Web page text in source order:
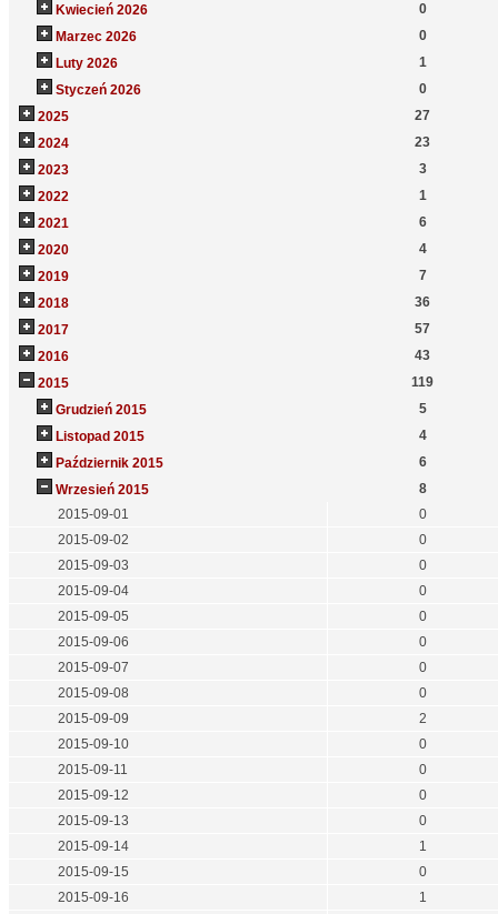
Kwiecień 2026
0
Marzec 2026
0
Luty 2026
1
Styczeń 2026
0
2025
27
2024
23
2023
3
2022
1
2021
6
2020
4
2019
7
2018
36
2017
57
2016
43
2015
119
Grudzień 2015
5
Listopad 2015
4
Październik 2015
6
Wrzesień 2015
8
2015-09-01
0
2015-09-02
0
2015-09-03
0
2015-09-04
0
2015-09-05
0
2015-09-06
0
2015-09-07
0
2015-09-08
0
2015-09-09
2
2015-09-10
0
2015-09-11
0
2015-09-12
0
2015-09-13
0
2015-09-14
1
2015-09-15
0
2015-09-16
1